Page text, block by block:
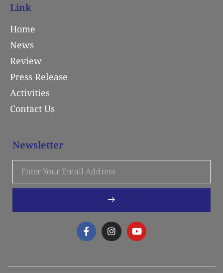
Link
Home
News
Review
Press Release
Activities
Contact Us
Newsletter